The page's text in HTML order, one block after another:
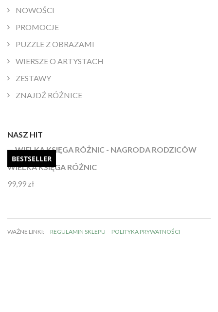
NOWOŚCI
PROMOCJE
PUZZLE Z OBRAZAMI
WIERSZE O ARTYSTACH
ZESTAWY
ZNAJDŹ RÓŻNICE
NASZ HIT
BESTSELLER
WIELKA KSIĘGA RÓŻNIC
Oceniono
99,99 zł
WAŻNE LINKI: REGULAMIN SKLEPU POLITYKA PRYWATNOŚCI